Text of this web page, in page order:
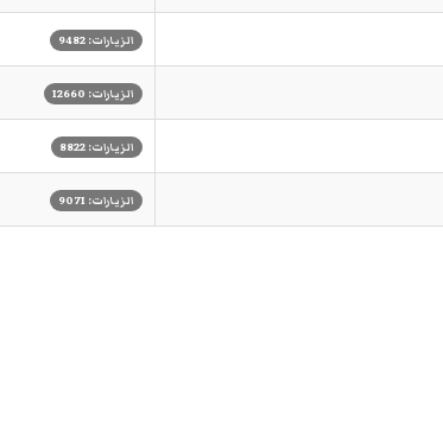
الزيارات: 9482
الزيارات: 12660
الزيارات: 8822
الزيارات: 9071